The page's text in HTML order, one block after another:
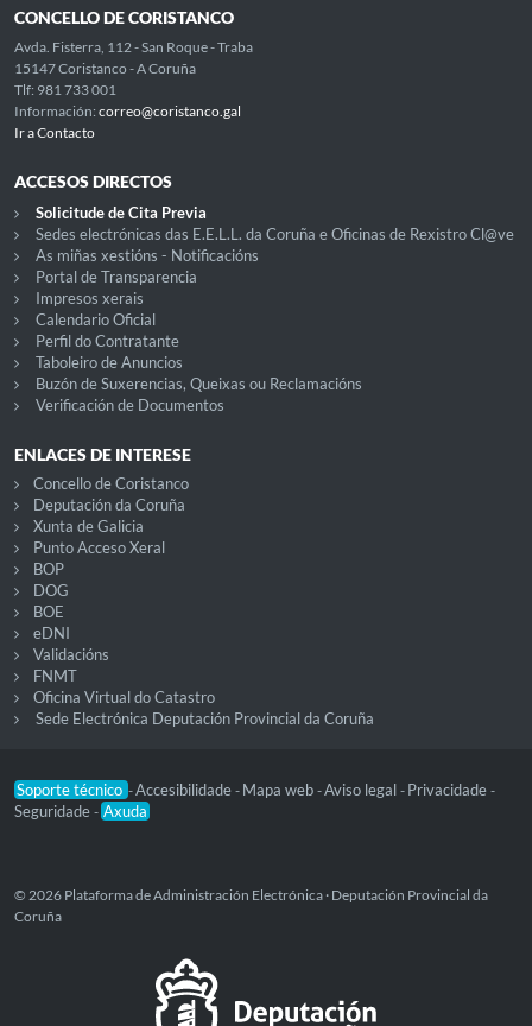
CONCELLO DE CORISTANCO
Avda. Fisterra, 112 - San Roque - Traba
15147 Coristanco - A Coruña
Tlf: 981 733 001
Información: correo@coristanco.gal
Ir a Contacto
ACCESOS DIRECTOS
Solicitude de Cita Previa
Sedes electrónicas das E.E.L.L. da Coruña e Oficinas de Rexistro Cl@ve
As miñas xestións - Notificacións
Portal de Transparencia
Impresos xerais
Calendario Oficial
Perfil do Contratante
Taboleiro de Anuncios
Buzón de Suxerencias, Queixas ou Reclamacións
Verificación de Documentos
ENLACES DE INTERESE
Concello de Coristanco
Deputación da Coruña
Xunta de Galicia
Punto Acceso Xeral
BOP
DOG
BOE
eDNI
Validacións
FNMT
Oficina Virtual do Catastro
Sede Electrónica Deputación Provincial da Coruña
Soporte técnico -Accesibilidade - Mapa web -Aviso legal - Privacidade -
Seguridade - Axuda
© 2026 Plataforma de Administración Electrónica · Deputación Provincial da
Coruña